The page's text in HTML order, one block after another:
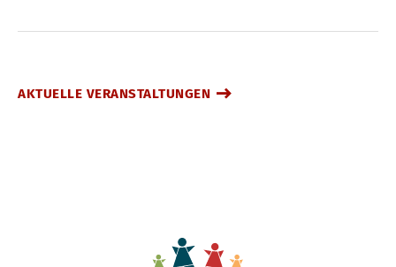
AKTUELLE VERANSTALTUNGEN